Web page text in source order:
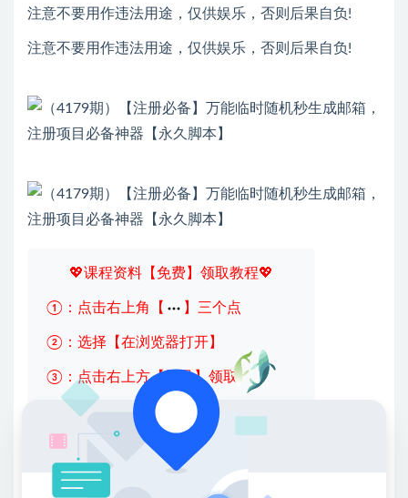
注意不要用作违法用途，仅供娱乐，否则后果自负!
注意不要用作违法用途，仅供娱乐，否则后果自负!
💖课程资料【免费】领取教程💖
①：点击右上角【 】三个点
②：选择【在浏览器打开】
③：点击右上方【登录】领取
限时活动：注册新用户赠送VIP
收藏